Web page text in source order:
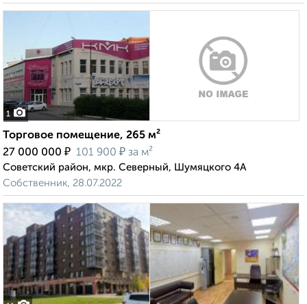
1
Торговое помещение, 265 м²
27 000 000 ₽ 101 900 ₽ за м²
Советский район, мкр. Северный, Шумяцкого 4А
Собственник, 28.07.2022